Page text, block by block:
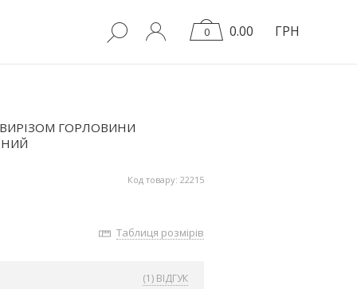
0 0.00 ГРН
ГОРЛОВИНИ
Код товару: 22215
Таблиця розмірів
(1) ВІДГУК